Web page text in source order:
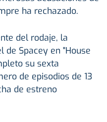
ha rechazado.
del rodaje, la
Spacey en "House
su sexta
de episodios de 13
de estreno